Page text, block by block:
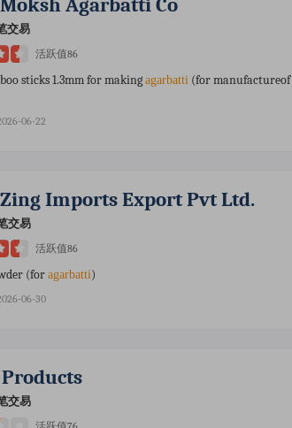
Moksh Agarbatti Co
交易
活跃值86
sticks 1.3mm for making agarbatti (for manufactureof
06-22
Zing Imports Export Pvt Ltd.
交易
活跃值86
(for agarbatti)
06-30
交易